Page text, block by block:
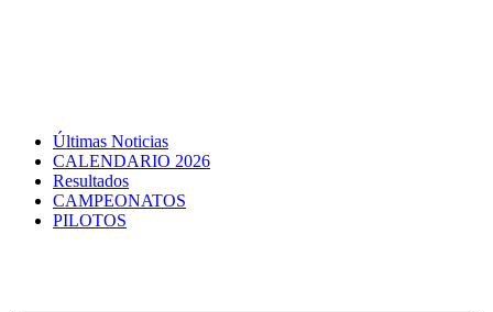
Últimas Noticias
CALENDARIO 2026
Resultados
CAMPEONATOS
PILOTOS